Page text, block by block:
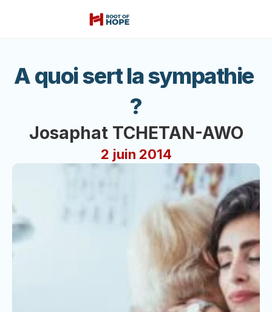
A quoi sert la sympathie
?
Josaphat TCHETAN-AWO
2 juin 2014